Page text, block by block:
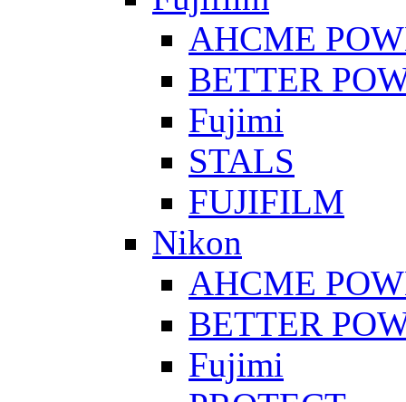
AHCME
BETTER
Fujimi
STALS
FUJIFILM
Nikon
AHCME
BETTER
Fujimi